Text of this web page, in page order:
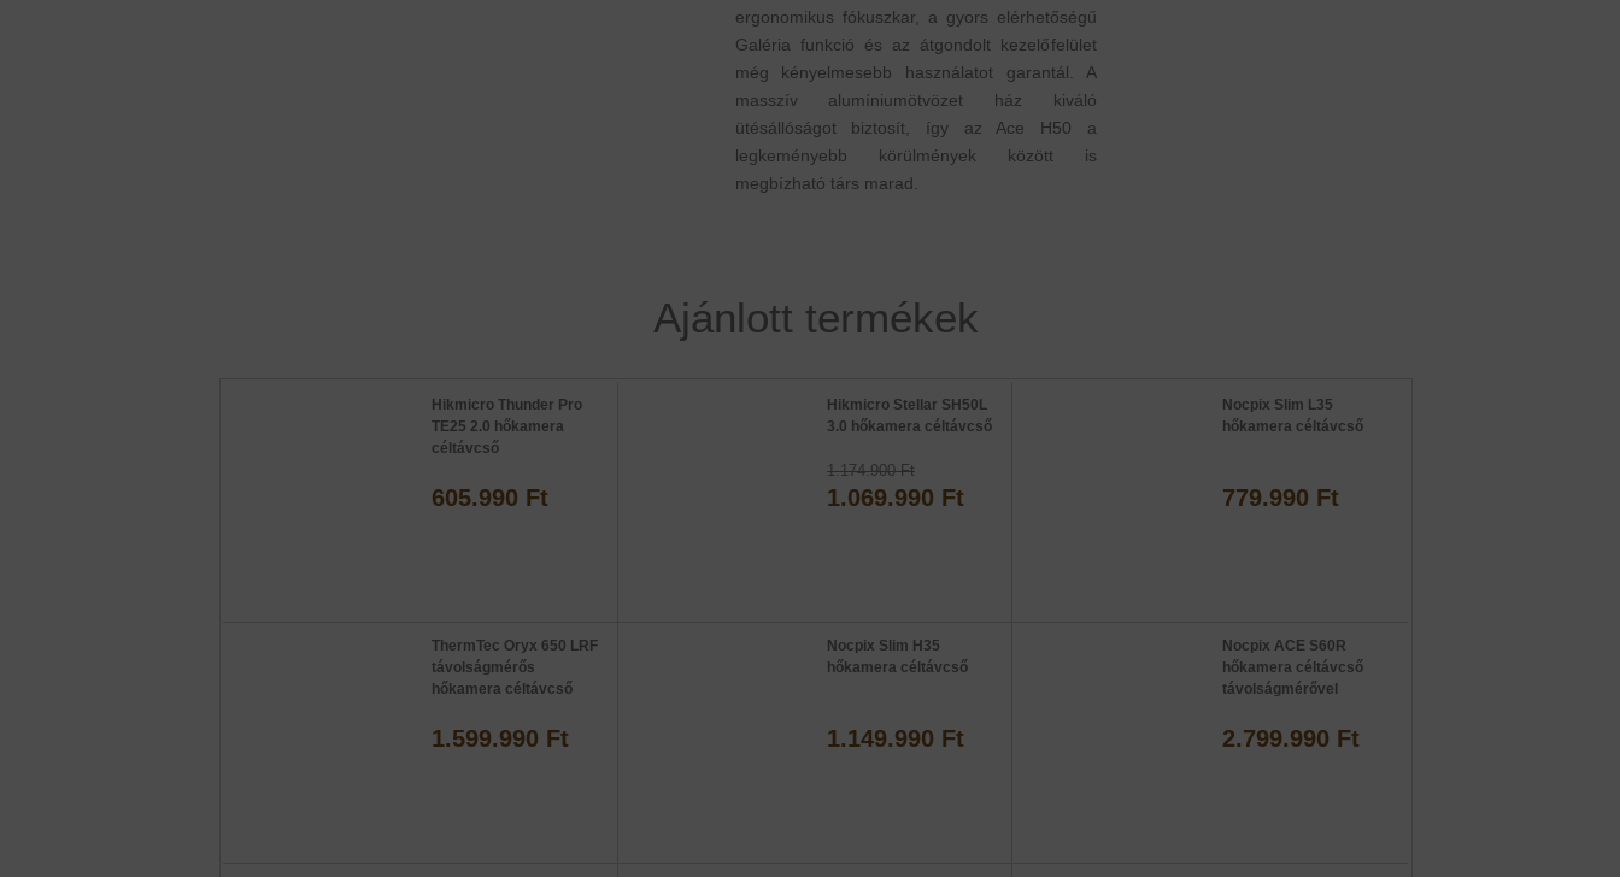
ergonomikus fókuszkar, a gyors elérhetőségű
Galéria funkció és az átgondolt kezelőfelület
még kényelmesebb használatot garantál. A
masszív alumíniumötvözet ház kiváló
ütésállóságot biztosít, így az Ace H50 a
legkeményebb körülmények között is
megbízható társ marad.
Ajánlott termékek
Hikmicro Thunder Pro
TE25 2.0 hőkamera
céltávcső
605.990 Ft
Hikmicro Stellar SH50L
3.0 hőkamera céltávcső
1.174.900 Ft
1.069.990 Ft
Nocpix Slim L35
hőkamera céltávcső
779.990 Ft
ThermTec Oryx 650 LRF
távolságmérős
hőkamera céltávcső
1.599.990 Ft
Nocpix Slim H35
hőkamera céltávcső
1.149.990 Ft
Nocpix ACE S60R
hőkamera céltávcső
távolságmérővel
2.799.990 Ft